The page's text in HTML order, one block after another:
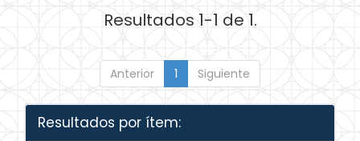
Resultados 1-1 de 1.
Anterior 1 Siguiente
Resultados por ítem: